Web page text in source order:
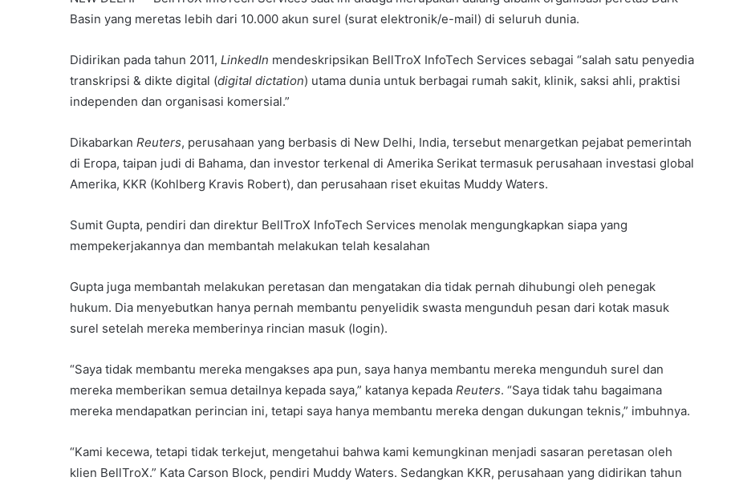
Basin yang meretas lebih dari 10.000 akun surel (surat elektronik/e-mail) di seluruh dunia.
Didirikan pada tahun 2011, LinkedIn mendeskripsikan BellTroX InfoTech Services sebagai “salah satu penyedia
transkripsi & dikte digital (digital dictation) utama dunia untuk berbagai rumah sakit, klinik, saksi ahli, praktisi
independen dan organisasi komersial.”
Dikabarkan Reuters, perusahaan yang berbasis di New Delhi, India, tersebut menargetkan pejabat pemerintah
di Eropa, taipan judi di Bahama, dan investor terkenal di Amerika Serikat termasuk perusahaan investasi global
Amerika, KKR (Kohlberg Kravis Robert), dan perusahaan riset ekuitas Muddy Waters.
Sumit Gupta, pendiri dan direktur BellTroX InfoTech Services menolak mengungkapkan siapa yang
mempekerjakannya dan membantah melakukan telah kesalahan
Gupta juga membantah melakukan peretasan dan mengatakan dia tidak pernah dihubungi oleh penegak
hukum. Dia menyebutkan hanya pernah membantu penyelidik swasta mengunduh pesan dari kotak masuk
surel setelah mereka memberinya rincian masuk (login).
“Saya tidak membantu mereka mengakses apa pun, saya hanya membantu mereka mengunduh surel dan
mereka memberikan semua detailnya kepada saya,” katanya kepada Reuters. “Saya tidak tahu bagaimana
mereka mendapatkan perincian ini, tetapi saya hanya membantu mereka dengan dukungan teknis,” imbuhnya.
“Kami kecewa, tetapi tidak terkejut, mengetahui bahwa kami kemungkinan menjadi sasaran peretasan oleh
klien BellTroX.” Kata Carson Block, pendiri Muddy Waters. Sedangkan KKR, perusahaan yang didirikan tahun